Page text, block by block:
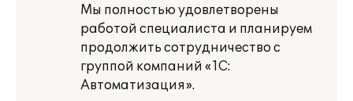
Мы полностью удовлетворены
работой специалиста и планируем
продолжить сотрудничество с
группой компаний «1С:
Автоматизация».